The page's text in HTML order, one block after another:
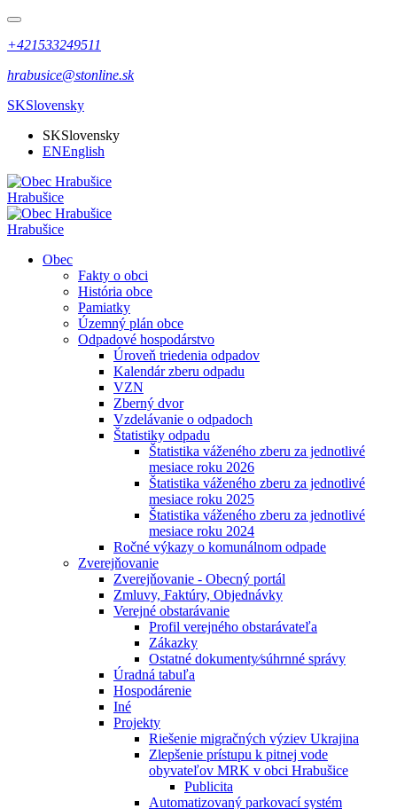
+421533249511
hrabusice@stonline.sk
SKSlovensky
SKSlovensky
ENEnglish
Hrabušice
Hrabušice
Obec
Fakty o obci
História obce
Pamiatky
Územný plán obce
Odpadové hospodárstvo
Úroveň triedenia odpadov
Kalendár zberu odpadu
VZN
Zberný dvor
Vzdelávanie o odpadoch
Štatistiky odpadu
Štatistika váženého zberu za jednotlivé
mesiace roku 2026
Štatistika váženého zberu za jednotlivé
mesiace roku 2025
Štatistika váženého zberu za jednotlivé
mesiace roku 2024
Ročné výkazy o komunálnom odpade
Zverejňovanie
Zverejňovanie - Obecný portál
Zmluvy, Faktúry, Objednávky
Verejné obstarávanie
Profil verejného obstarávateľa
Zákazky
Ostatné dokumenty⁄súhrnné správy
Úradná tabuľa
Hospodárenie
Iné
Projekty
Riešenie migračných výziev Ukrajina
Zlepšenie prístupu k pitnej vode
obyvateľov MRK v obci Hrabušice
Publicita
Automatizovaný parkovací systém